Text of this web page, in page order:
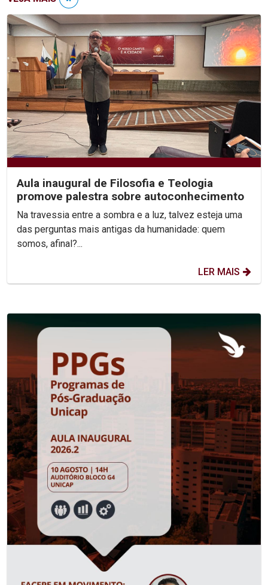
Aula inaugural de Filosofia e Teologia
promove palestra sobre autoconhecimento
Na travessia entre a sombra e a luz, talvez esteja uma
das perguntas mais antigas da humanidade: quem
somos, afinal?...
LER MAIS